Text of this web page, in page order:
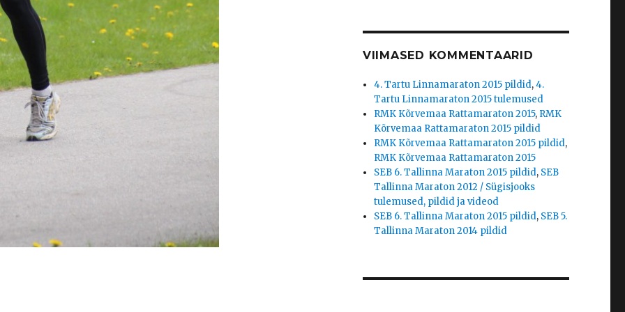
VIIMASED KOMMENTAARID
4. Tartu Linnamaraton 2015 pildid,4.
Tartu Linnamaraton 2015 tulemused
RMK Kõrvemaa Rattamaraton 2015, RMK
Kõrvemaa Rattamaraton 2015 pildid
RMK Kõrvemaa Rattamaraton 2015 pildid,
RMK Kõrvemaa Rattamaraton 2015
SEB 6. Tallinna Maraton 2015 pildid, SEB
Tallinna Maraton 2012 / Sügisjooks
tulemused, pildid ja videod
SEB 6. Tallinna Maraton 2015 pildid, SEB 5.
Tallinna Maraton 2014 pildid